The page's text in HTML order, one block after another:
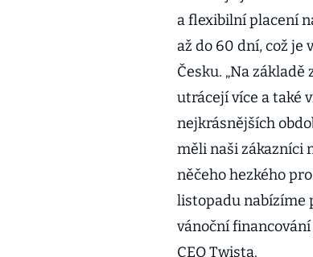
a flexibilní placení
až do 60 dní, což je
Česku. „Na
utrácejí více a také
nejkrásnějších
měli naši zákazníci
něčeho hezkého
listopadu nabízíme
vánoční
CEO Twista.